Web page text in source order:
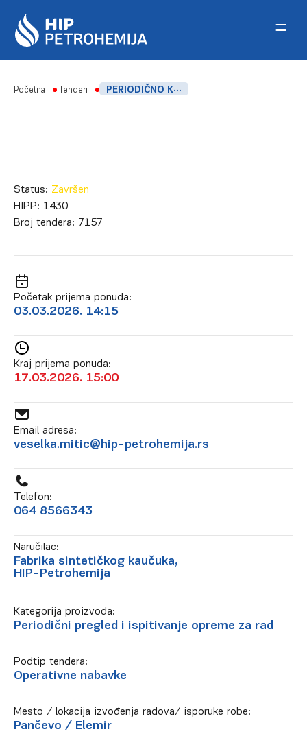
Početna Tenderi PERIODIČNO KONTROLISANJE INSTALACIJA I UREĐAJA U ZONAMA OPASNOSTI OD EKSPLOZIJA
Status: Završen
HIPP: 1430
Broj tendera: 7157
Početak prijema ponuda:
03.03.2026. 14:15
Kraj prijema ponuda:
17.03.2026. 15:00
Email adresa:
veselka.mitic@hip-petrohemija.rs
Telefon:
064 8566343
Naručilac:
Fabrika sintetičkog kaučuka,
HIP-Petrohemija
Kategorija proizvoda:
Periodični pregled i ispitivanje opreme za rad
Podtip tendera:
Operativne nabavke
Mesto / lokacija izvođenja radova/ isporuke robe:
Pančevo / Elemir